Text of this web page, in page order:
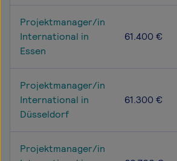
Projektmanager/in
International in
Essen
61.400 €
Projektmanager/in
International in
Düsseldorf
61.300 €
Projektmanager/in